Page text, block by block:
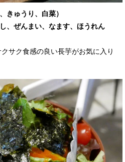
きゅうり、白菜）
、ぜんまい、なます、ほうれん
サク食感の良い長芋がお気に入り